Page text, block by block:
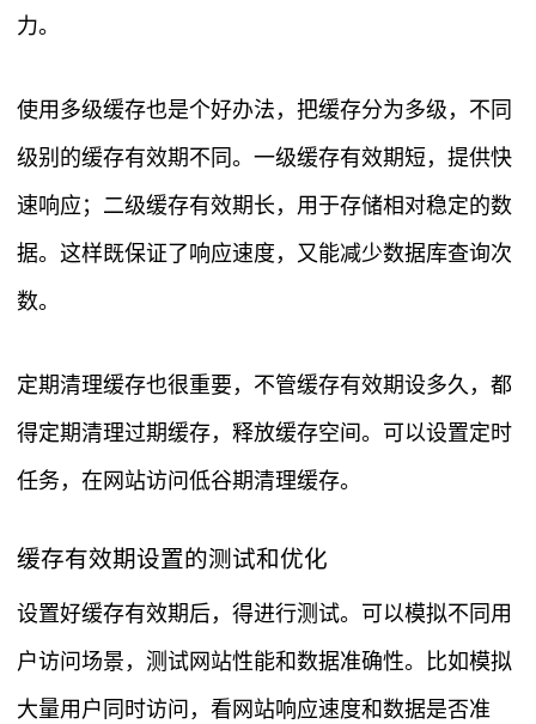
力。
使用多级缓存也是个好办法，把缓存分为多级，不同
级别的缓存有效期不同。一级缓存有效期短，提供快
速响应；二级缓存有效期长，用于存储相对稳定的数
据。这样既保证了响应速度，又能减少数据库查询次
数。
定期清理缓存也很重要，不管缓存有效期设多久，都
得定期清理过期缓存，释放缓存空间。可以设置定时
任务，在网站访问低谷期清理缓存。
缓存有效期设置的测试和优化
设置好缓存有效期后，得进行测试。可以模拟不同用
户访问场景，测试网站性能和数据准确性。比如模拟
大量用户同时访问，看网站响应速度和数据是否准